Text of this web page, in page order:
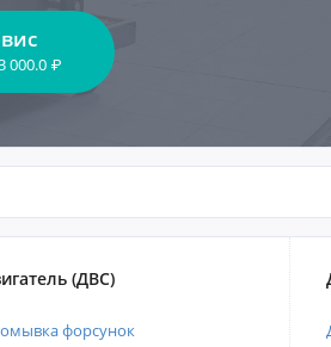
000.0 ₽
(ДВС)
форсунок